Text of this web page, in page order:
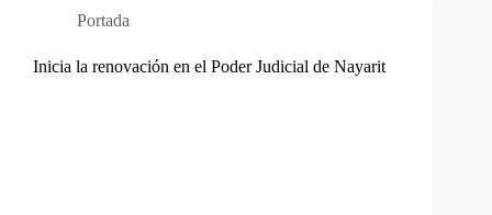
Portada
Inicia la renovación en el Poder Judicial de Nayarit